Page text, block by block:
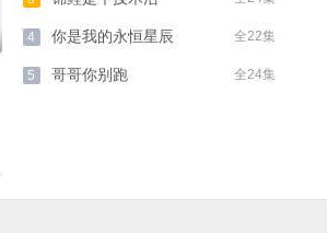
4 全22集
你是我的永恒星辰
5 全24集
哥哥你别跑